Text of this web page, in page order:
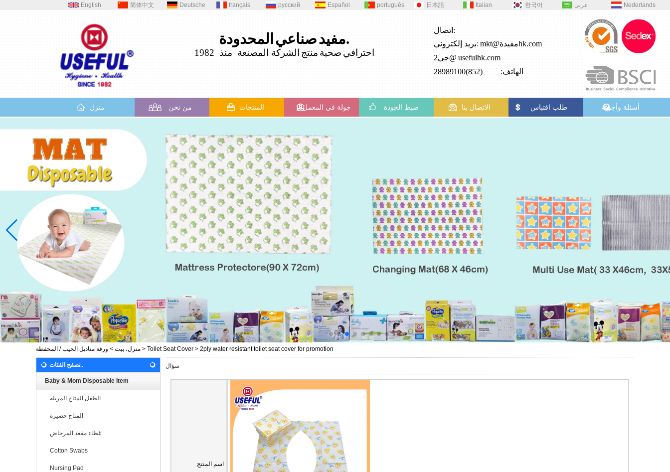
English 简体中文 Deutsche français русский Español português 日本語 Italian 한국어 عربى Nederlands
مفيدصناعي المحدودة.
احترافي صحية منتج الشركة المصنعة منذ 1982
اتصال:
بريد إلكتروني:
mkt@مفيدةhk.com
جي2@ usefulhk.com
الهاتف: (852)28989100
منزل من نحن المنتجات جولة في المعمل ضبط الجودة الاتصال بنا طلب اقتباس أسئلة وأجوبة
منزل، بيت > ورقة مناديل الجيب / المحفظة > Toilet Seat Cover > 2ply water resistant toilet seat cover for promotion
تصفح الفئات..
Baby & Mom Disposable Item
الطفل المتاح المريله
المتاح حصيرة
غطاء مقعد المرحاض
Cotton Swabs
Nursing Pad
سؤال
اسم المنتج